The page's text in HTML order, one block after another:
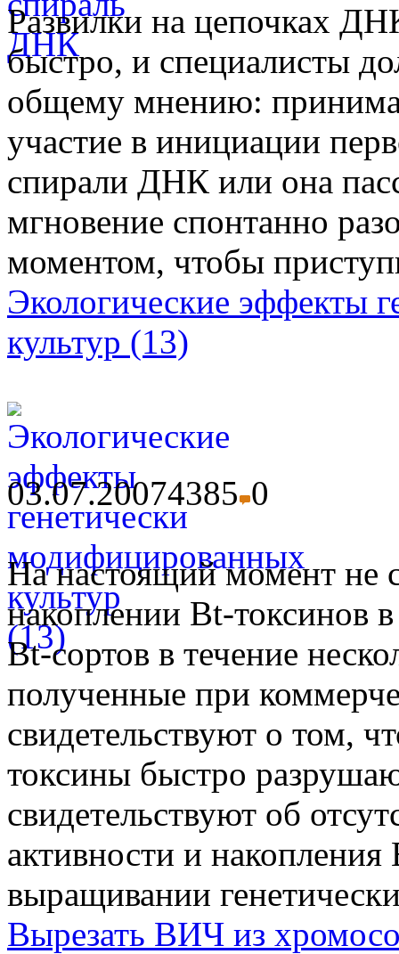
Развилки на цепочках
быстро, и специалисты
общему мнению:
участие в инициации
спирали ДНК или она
мгновение спонтанно
моментом, чтобы
Экологические эффекты
культур (13)
03.07.20074385 0
На настоящий момент не
накоплении Bt-токсинов
Bt-сортов в течение
полученные при
свидетельствуют о том,
токсины быстро
свидетельствуют об
активности и
выращивании
Вырезать ВИЧ из